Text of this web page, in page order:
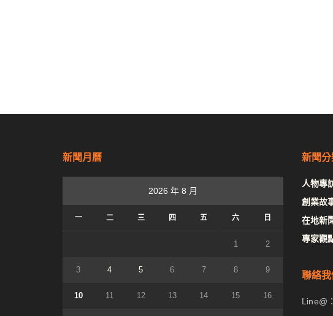
新聞月曆
2026 年 8 月
一 二 三 四 五 六 日
1 2
3 4 5 6 7 8 9
10 11 12 13 14 15 16
新聞分
人物專
創業故
在地新
專家觀
聯絡我
Line@：